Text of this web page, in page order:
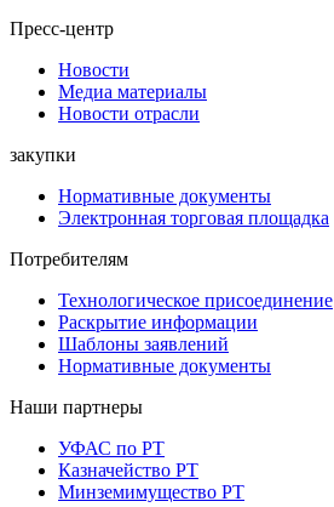
Пресс-центр
Новости
Медиа материалы
Новости отрасли
закупки
Нормативные документы
Электронная торговая площадка
Потребителям
Технологическое присоединение
Раскрытие информации
Шаблоны заявлений
Нормативные документы
Наши партнеры
УФАС по РТ
Казначейство РТ
Минземимущество РТ